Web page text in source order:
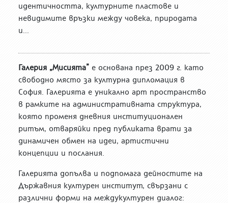
идентичността, културните пластове и
невидимите връзки между човека, природата
и...
Галерия „Мисията” е основана през 2009 г. като
свободно място за културна дипломация в
София. Галерията е уникално арт пространство
в рамките на административната структура,
която променя дневния институционален
ритъм, отваряйки пред публиката врати за
динамичен обмен на идеи, артистични
концепции и послания.
Галерията допълва и подпомага дейностите на
Държавния културен институт, свързани с
различни форми на междукултурен диалог: